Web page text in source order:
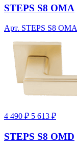
STEPS S8 OMA
Арт. STEPS S8 OMA
4 490 ₽ 5 613 ₽
STEPS S8 OMD